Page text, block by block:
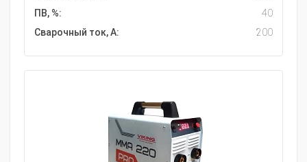
ПВ, %:
40
Сварочный ток, А:
200